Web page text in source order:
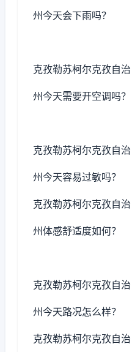
州今天会下雨吗？
克孜勒苏柯尔克孜自治
州今天需要开空调吗？
克孜勒苏柯尔克孜自治
州今天容易过敏吗？
克孜勒苏柯尔克孜自治
州体感舒适度如何？
克孜勒苏柯尔克孜自治
州今天路况怎么样？
克孜勒苏柯尔克孜自治